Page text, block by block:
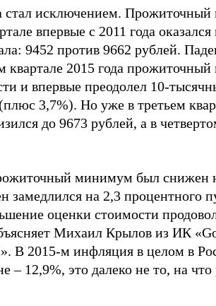
стал исключением.
впервые с 2011 года
9452 против 9662 рублей.
квартале 2015 года
и впервые преодолел 10-
3,7%). Но уже в третьем
до 9673 рублей, а в
минимум был снижен
замедлился на 2,3 процентного
оценки стоимости
Михаил Крылов из ИК
В 2015-м инфляция в целом в
– 12,9%, это далеко не то, на